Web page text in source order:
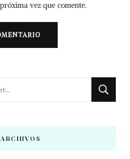
vez que comente.
ARCHIVOS